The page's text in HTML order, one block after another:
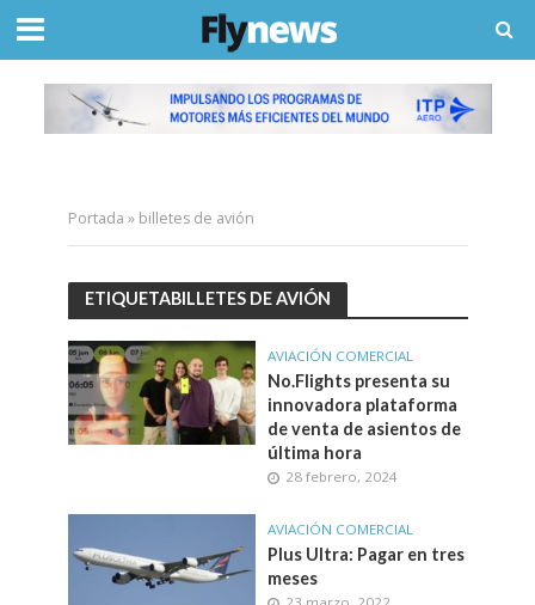
Portada » billetes de avión
ETIQUETABILLETES DE AVIÓN
AVIACIÓN COMERCIAL
No.Flights presenta su
innovadora plataforma
de venta de asientos de
última hora
28 febrero, 2024
AVIACIÓN COMERCIAL
Plus Ultra: Pagar en tres
meses